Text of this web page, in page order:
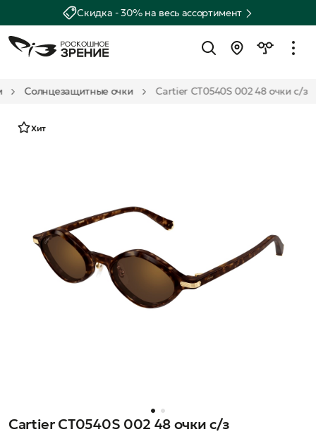
Скидка - 30% на весь ассортимент
Солнцезащитные очки Cartier CT0540S 002 48 очки с/з
Хит
Cartier CT0540S 002 48 очки с/з